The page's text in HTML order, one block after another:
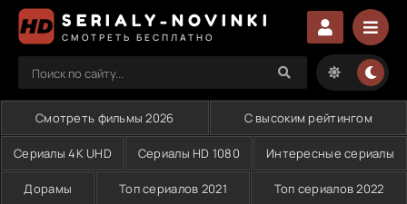
SERIALY-NOVINKI
СМОТРЕТЬ БЕСПЛАТНО
Смотреть фильмы 2026 С высоким рейтингом
Сериалы 4K UHD Сериалы HD 1080 Интересные сериалы
Дорамы Топ сериалов 2021 Топ сериалов 2022